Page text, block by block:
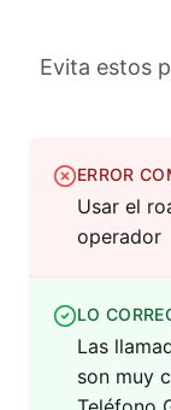
Evita estos
ERROR
Usar el
operador
LO
Las
son muy